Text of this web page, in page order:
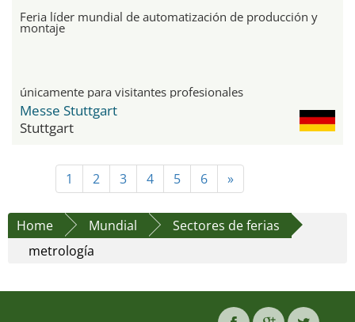
Feria líder mundial de automatización de producción y
montaje
únicamente para visitantes profesionales
Messe Stuttgart
Stuttgart
1 2 3 4 5 6 »
Home Mundial
Sectores de ferias
metrología